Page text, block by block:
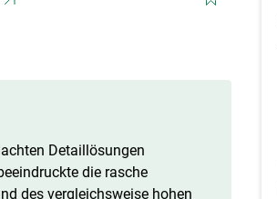
Detaillösungen
die rasche
des vergleichsweise hohen